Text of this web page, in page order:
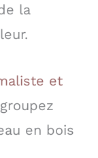
la
et
en bois